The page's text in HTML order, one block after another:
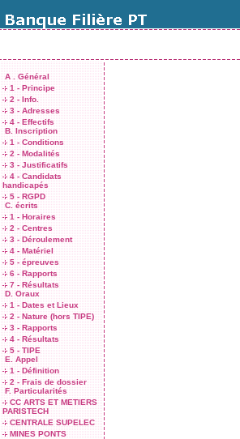
A . Général
1 - Principe
2 - Info.
3 - Adresses
4 - Effectifs
B. Inscription
1 - Conditions
2 - Modalités
3 - Justificatifs
4 - Candidats
handicapés
5 - RGPD
C. écrits
1 - Horaires
2 - Centres
3 - Déroulement
4 - Matériel
5 - épreuves
6 - Rapports
7 - Résultats
D. Oraux
1 - Dates et Lieux
2 - Nature (hors TIPE)
3 - Rapports
4 - Résultats
5 - TIPE
E. Appel
1 - Définition
2 - Frais de dossier
F. Particularités
CC ARTS ET METIERS
PARISTECH
CENTRALE SUPELEC
MINES PONTS